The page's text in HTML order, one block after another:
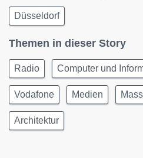
Düsseldorf
Themen in dieser Story
Radio Computer und
Vodafone Medien
Architektur